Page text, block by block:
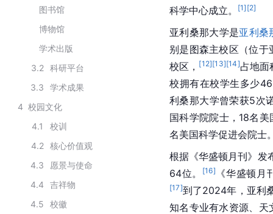
图书馆
博物馆
学术出版
3.2
科研平台
3.3
学术成果
4 校园文化
4.1
校训
4.2
核心价值观
4.3
愿景与使命
4.4
吉祥物
4.5
校徽
科学中心成立。
[1] [2]
亚利桑那大学是亚利桑
别是图森主校区（位
校区， [12][13][14]占地面
校拥有在校学生多少
利桑那大学曾荣获5次
国科学院院士，18名
名美国科学促进会院士
根据《华盛顿月刊》发
64位。
[16] 《华盛顿
[17]到了2024年，亚利
知名专业有水资源、天